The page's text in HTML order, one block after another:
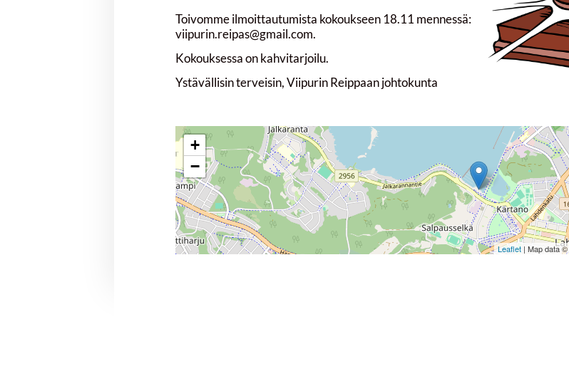
Toivomme ilmoittautumista kokoukseen 18.11 mennessä:
viipurin.reipas@gmail.com.
Kokouksessa on kahvitarjoilu.
Ystävällisin terveisin, Viipurin Reippaan johtokunta
+
−
Leaflet| Map data ©